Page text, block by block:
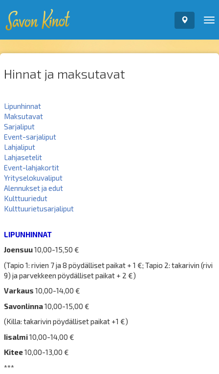
Hinnat ja maksutavat
Lipunhinnat
Maksutavat
Sarjaliput
Event-sarjaliput
Lahjaliput
Lahjasetelit
Event-lahjakortit
Yrityselokuvaliput
Alennukset ja edut
Kulttuuriedut
Kulttuurietusarjaliput
LIPUNHINNAT
Joensuu10,00-15,50 €
(Tapio 1: rivien 7 ja 8 pöydälliset paikat + 1 €; Tapio 2: takarivin (rivi
9) ja parvekkeen pöydälliset paikat + 2 €)
Varkaus 10,00-14,00 €
Savonlinna10,00-15,00 €
(Killa: takarivin pöydälliset paikat +1 €)
Iisalmi10,00-14,00 €
Kitee10,00-13,00 €
***